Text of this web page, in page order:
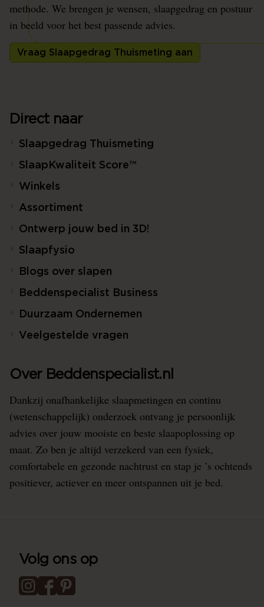
methode. We brengen je wensen, slaapgedrag en postuur
in beeld voor het best passende advies.
Vraag Slaapgedrag Thuismeting aan
Direct naar
Slaapgedrag Thuismeting
SlaapKwaliteit Score™
Winkels
Assortiment
Ontwerp jouw bed in 3D!
Slaapfysio
Blogs over slapen
Beddenspecialist Business
Duurzaam Ondernemen
Veelgestelde vragen
Over Beddenspecialist.nl
Dankzij onafhankelijke slaapmetingen en continu
(wetenschappelijk) onderzoek ontvang je persoonlijk
advies over jouw mooiste en beste slaapoplossing op
maat. Zo ben je altijd verzekerd van een fysiek,
comfortabele en gezonde nachtrust en stap je ’s ochtends
positiever, actiever en meer ontspannen uit je bed.
Volg ons op